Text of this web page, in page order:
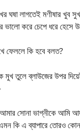
ঘষা লাগতেই মণীষার খুব
ভালো করে চেপে ধরে হেসে
ফেললে কি হবে বলত?
মুখ তুলে ব্লাউজের উপর
সোনা ভাগ্নীকে আমি
কি এ ব্যাপারে তোরও